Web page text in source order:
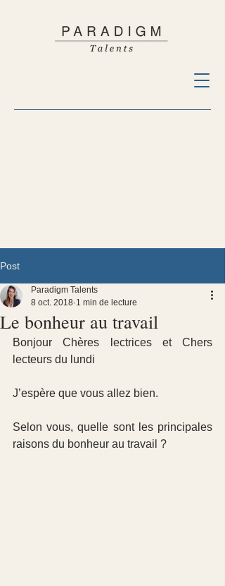
Post
Le bonheur au travail
Paradigm Talents
8 oct. 2018 1 min de lecture
Bonjour Chères lectrices et Chers
lecteurs du lundi
J’espère que vous allez bien.
Selon vous, quelle sont les principales
raisons du bonheur au travail ?